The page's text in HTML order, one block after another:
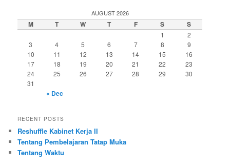
AUGUST 2026
M T W T F S S
1
2
3
4 5 6 7 8
9
10
11 12 13 14 15
16
17
18 19 20 21 22
23
24
25 26 27 28 29
30
31
« Dec
RECENT POSTS
Reshuffle Kabinet Kerja II
Tentang Pembelajaran Tatap Muka
Tentang Waktu